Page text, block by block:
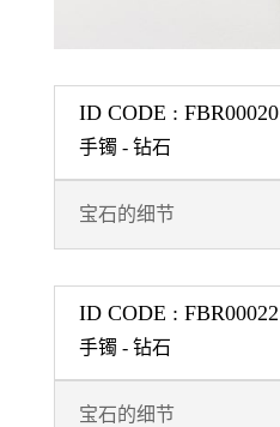
ID CODE : FBR00020
手镯 - 钻石
宝石的细节
ID CODE : FBR00022
手镯 - 钻石
宝石的细节